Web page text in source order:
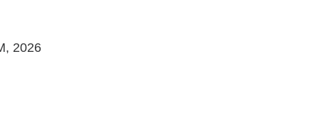
2026